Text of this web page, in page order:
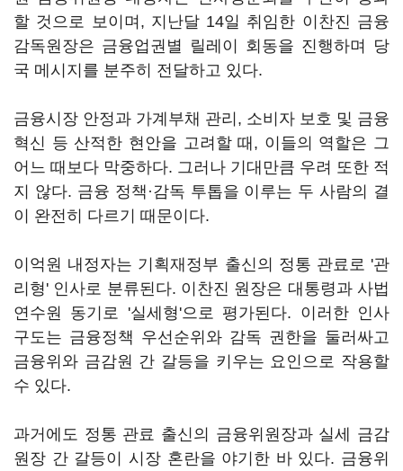
할 것으로 보이며, 지난달 14일 취임한 이찬진 금융
감독원장은 금융업권별 릴레이 회동을 진행하며 당
국 메시지를 분주히 전달하고 있다.
금융시장 안정과 가계부채 관리, 소비자 보호 및 금융
혁신 등 산적한 현안을 고려할 때, 이들의 역할은 그
어느 때보다 막중하다. 그러나 기대만큼 우려 또한 적
지 않다. 금융 정책·감독 투톱을 이루는 두 사람의 결
이 완전히 다르기 때문이다.
이억원 내정자는 기획재정부 출신의 정통 관료로 '관
리형' 인사로 분류된다. 이찬진 원장은 대통령과 사법
연수원 동기로 '실세형'으로 평가된다. 이러한 인사
구도는 금융정책 우선순위와 감독 권한을 둘러싸고
금융위와 금감원 간 갈등을 키우는 요인으로 작용할
수 있다.
과거에도 정통 관료 출신의 금융위원장과 실세 금감
원장 간 갈등이 시장 혼란을 야기한 바 있다. 금융위